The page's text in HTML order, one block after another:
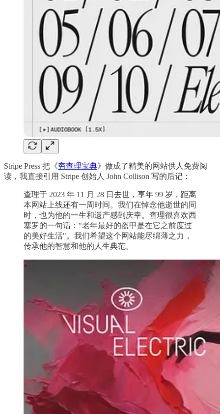
Stripe Press 把《穷查理宝典》做成了精美的网站供人免费阅
读，我直接引用 Stripe 创始人 John Collison 写的后记：
查理于 2023 年 11 月 28 日去世，享年 99 岁，距离
本网站上线还有一周时间。我们在悼念他逝世的同
时，也为他的一生和遗产感到庆幸。查理很喜欢西
塞罗的一句话："老年最好的盔甲是在它之前度过
的美好生活"。我们希望这个网站能尽绵薄之力，
传承他的智慧和他的人生典范。